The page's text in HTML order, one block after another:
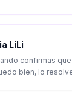
LiLi
confirmas
bien, lo